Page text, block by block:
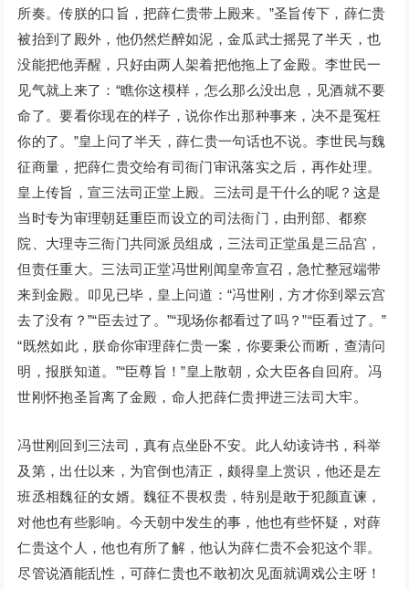
所奏。传朕的口旨，把薛仁贵带上殿来。”圣旨传下，薛仁贵
被抬到了殿外，他仍然烂醉如泥，金瓜武士摇晃了半天，也
没能把他弄醒，只好由两人架着把他拖上了金殿。李世民一
见气就上来了：“瞧你这模样，怎么那么没出息，见酒就不要
命了。要看你现在的样子，说你作出那种事来，决不是冤枉
你的了。”皇上问了半天，薛仁贵一句话也不说。李世民与魏
征商量，把薛仁贵交给有司衙门审讯落实之后，再作处理。
皇上传旨，宣三法司正堂上殿。三法司是干什么的呢？这是
当时专为审理朝廷重臣而设立的司法衙门，由刑部、都察
院、大理寺三衙门共同派员组成，三法司正堂虽是三品宫，
但责任重大。三法司正堂冯世刚闻皇帝宣召，急忙整冠端带
来到金殿。叩见已毕，皇上问道：“冯世刚，方才你到翠云宫
去了没有？”“臣去过了。”“现场你都看过了吗？”“臣看过了。”
“既然如此，朕命你审理薛仁贵一案，你要秉公而断，查清问
明，报朕知道。”“臣尊旨！”皇上散朝，众大臣各自回府。冯
世刚怀抱圣旨离了金殿，命人把薛仁贵押进三法司大牢。
冯世刚回到三法司，真有点坐卧不安。此人幼读诗书，科举
及第，出仕以来，为官倒也清正，颇得皇上赏识，他还是左
班丞相魏征的女婿。魏征不畏权贵，特别是敢于犯颜直谏，
对他也有些影响。今天朝中发生的事，他也有些怀疑，对薛
仁贵这个人，他也有所了解，他认为薛仁贵不会犯这个罪。
尽管说酒能乱性，可薛仁贵也不敢初次见面就调戏公主呀！